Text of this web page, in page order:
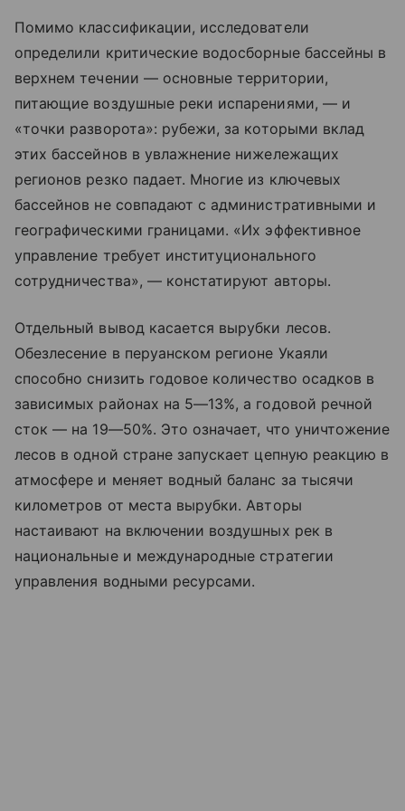
Помимо классификации, исследователи
определили критические водосборные бассейны в
верхнем течении — основные территории,
питающие воздушные реки испарениями, — и
«точки разворота»: рубежи, за которыми вклад
этих бассейнов в увлажнение нижележащих
регионов резко падает. Многие из ключевых
бассейнов не совпадают с административными и
географическими границами. «Их эффективное
управление требует институционального
сотрудничества», — констатируют авторы.
Отдельный вывод касается вырубки лесов.
Обезлесение в перуанском регионе Укаяли
способно снизить годовое количество осадков в
зависимых районах на 5—13%, а годовой речной
сток — на 19—50%. Это означает, что уничтожение
лесов в одной стране запускает цепную реакцию в
атмосфере и меняет водный баланс за тысячи
километров от места вырубки. Авторы
настаивают на включении воздушных рек в
национальные и международные стратегии
управления водными ресурсами.